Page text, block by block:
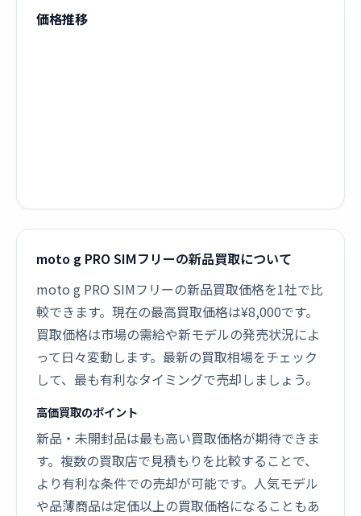
価格推移
moto g PRO SIMフリーの新品買取について
moto g PRO SIMフリーの新品買取価格を1社で比
較できます。現在の最高買取価格は¥8,000です。
買取価格は市場の需給や新モデルの発売状況によ
って日々変動します。最新の買取相場をチェック
して、最も有利なタイミングで売却しましょう。
高価買取のポイント
新品・未開封品は最も高い買取価格が期待できま
す。複数の買取店で見積もりを比較することで、
より有利な条件での売却が可能です。人気モデル
や品薄商品は定価以上の買取価格になることもあ